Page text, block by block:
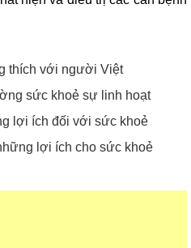
thích với người Việt
sức khoẻ sự linh hoạt
lợi ích đối với sức khoẻ
lợi ích cho sức khoẻ